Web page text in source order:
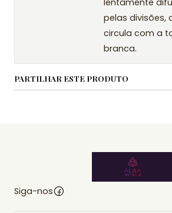
lentamente
pelas divisões,
circula com a
branca.
PARTILHAR ESTE PRODUTO
Siga-nos